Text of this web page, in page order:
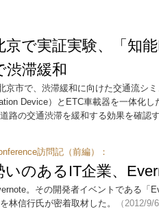
京で実証実験、「知
渋滞緩和
京市で、渋滞緩和に向けた交通流シ
Device）とETC車載器を一体化
路の交通渋滞を緩和する効果を確認
訪問記（前編）：
いのあるIT企業、
。その開発者イベントである「
林信行氏が密着取材した。
（2012/9/